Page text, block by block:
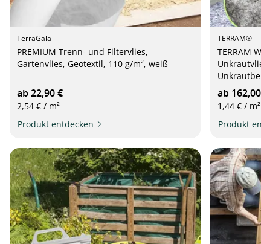
TerraGala
PREMIUM Trenn- und Filtervlies,
Gartenvlies, Geotextil, 110 g/m², weiß
ab 22,90 €
2,54 € / m²
Produkt entdecken
TERRAM®
TERRAM
ab
1,44 € / m²
Produkt